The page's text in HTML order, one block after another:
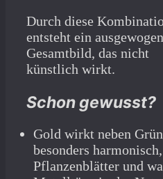
Durch diese
entsteht ein
Gesamtbild, das nicht
künstlich wirkt.
Schon gewusst?
Gold wirkt neben Grün
besonders
Pflanzenblätter und